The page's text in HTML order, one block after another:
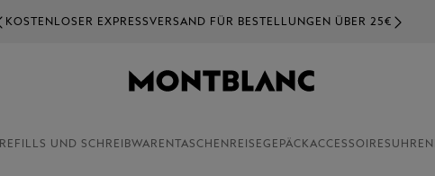
KOSTENLOSER EXPRESSVERSAND FÜR BESTELLUNGEN ÜBER 25€
REFILLS UND SCHREIBWAREN TASCHEN REISEGEPÄCKACCESSOIRES UHREN